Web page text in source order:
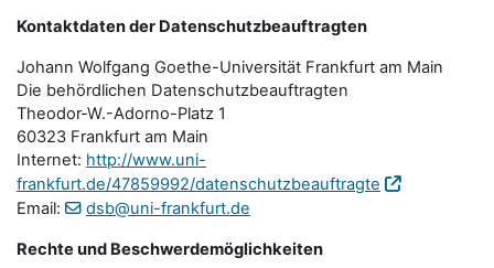
Kontaktdaten der Datenschutzbeauftragten
Johann Wolfgang Goethe-Universität Frankfurt am Main
Die behördlichen Datenschutzbeauftragten
Theodor-W.-Adorno-Platz 1
60323 Frankfurt am Main
Internet: http://www.uni-
frankfurt.de/47859992/datenschutzbeauftragte
Email:
dsb@uni-frankfurt.de
Rechte und Beschwerdemöglichkeiten